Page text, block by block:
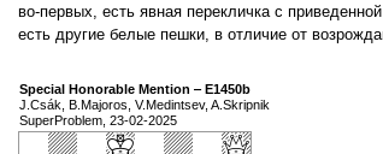
во-первых, есть явная перекличка с
есть другие белые пешки, в отличие от
Special Honorable Mention ‒ E1450b
J.Csák, B.Majoros, V.Medintsev, A.Skripnik
SuperProblem, 23-02-2025